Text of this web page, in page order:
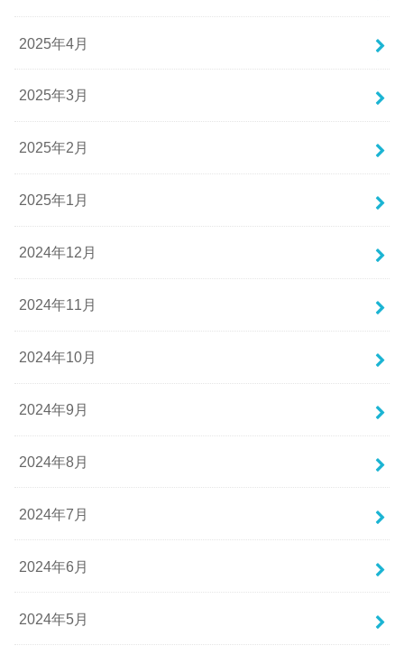
2025年4月
2025年3月
2025年2月
2025年1月
2024年12月
2024年11月
2024年10月
2024年9月
2024年8月
2024年7月
2024年6月
2024年5月